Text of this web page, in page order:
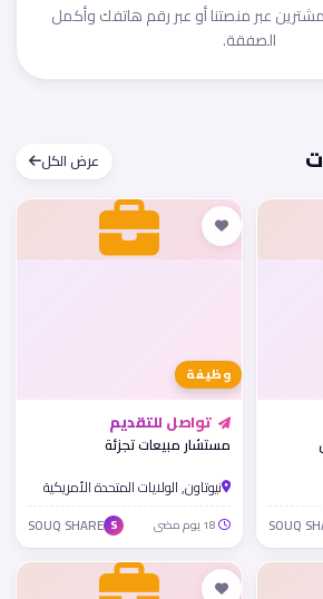
عبر منصتنا أو عبر رقم هاتفك وأكمل
الصفقة.
عرض الكل
SOUQ
وظيفة
تواصل للتقديم
مستشار مبيعات تجزئة
نيوتاون, الولايات المتحدة الأمريكية
S
SOUQ SHARE